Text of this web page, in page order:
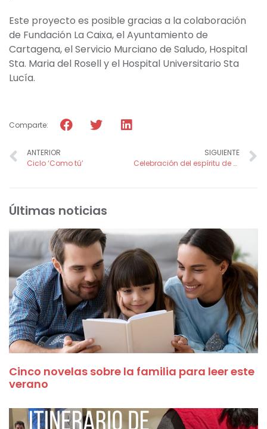
Este proyecto es posible gracias a la colaboración
de Fundación La Caixa, el Ayuntamiento de
Cartagena, el Servicio Murciano de Saludo, Hospital
Sta. Maria del Rosell y el Hospital Universitario Sta
Lucía.
Comparte:
ANTERIOR
Ciclo ‘Como tú’
SIGUIENTE
Celebración del espíritu de solidaridad en nuestro VII Encuentro de Voluntarios y Amigos de Fundación FADE
Últimas noticias
Cinco novelas sobre la familia para leer este
verano